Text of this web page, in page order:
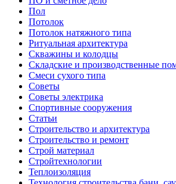
Пол
Потолок
Потолок натяжного типа
Ритуальная архитектура
Скважины и колодцы
Складские и производственные
Смеси сухого типа
Советы
Советы электрика
Спортивные сооружения
Статьи
Строительство и архитектура
Строительство и ремонт
Строй материал
Стройтехнологии
Теплоизоляция